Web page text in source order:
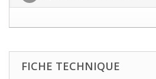
FICHE TECHNIQUE